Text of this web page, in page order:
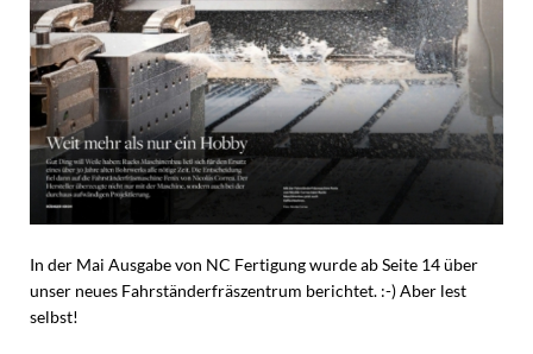
In der Mai Ausgabe von NC Fertigung wurde ab Seite 14 über
unser neues Fahrständerfräszentrum berichtet. :-) Aber lest
selbst!